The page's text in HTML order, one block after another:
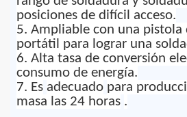
posiciones de difícil acceso.
5. Ampliable con una pistola
portátil para lograr una
6. Alta tasa de conversión
consumo de energía.
7. Es adecuado para
masa las 24 horas .